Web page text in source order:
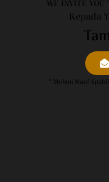
WE INVITE YOU
Kepada
* Mohon Maaf